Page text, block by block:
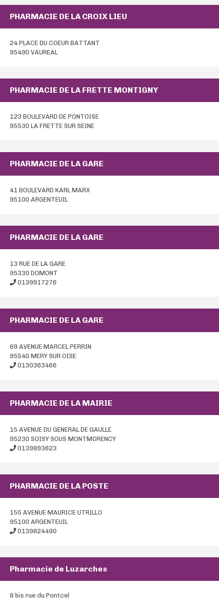
PHARMACIE DE LA CROIX LIEU
24 PLACE DU COEUR BATTANT
95490 VAUREAL
PHARMACIE DE LA FRETTE MONTIGNY
123 BOULEVARD DE PONTOISE
95530 LA FRETTE SUR SEINE
PHARMACIE DE LA GARE
41 BOULEVARD KARL MARX
95100 ARGENTEUIL
PHARMACIE DE LA GARE
13 RUE DE LA GARE
95330 DOMONT
0139917276
PHARMACIE DE LA GARE
69 AVENUE MARCEL PERRIN
95540 MERY SUR OISE
0130363466
PHARMACIE DE LA MAIRIE
15 AVENUE DU GENERAL DE GAULLE
95230 SOISY SOUS MONTMORENCY
0139893623
PHARMACIE DE LA POSTE
155 AVENUE MAURICE UTRILLO
95100 ARGENTEUIL
0139824490
Pharmacie de Luzarches
8 bis rue du Pontcel